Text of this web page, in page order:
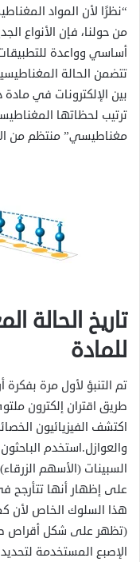
“نظرًا لأن المواد
من حولنا، فإن الأنواع
أساسي وواعدة
تتضمن الحالة
بين الإلكترونات في
ترتيب لحظاتها
مغناطيسي” منتظم من
تاريخ الحالة
للمادة
تم التنبؤ لأول مرة
طريق اقتران إلكترون
اكتشف الفيزيائيون
والعوازل.استخدم
السبينات (الأسهم
على إظهار أنها تتأرجح
هذا السلوك الخاص لأن
(تظهر على شكل أقراص
الإصبع المستخدمة